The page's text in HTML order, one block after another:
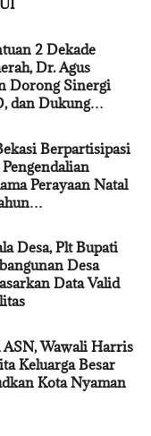
2 Dekade
Dr. Agus
Dorong Sinergi
dan Dukung…
Berpartisipasi
Perayaan Natal
Desa, Plt Bupati
Desa
Data Valid
Wawali Harris
Keluarga Besar
Kota Nyaman